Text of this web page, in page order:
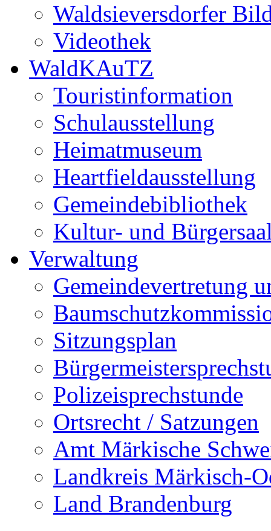
Waldsieversdorfer
Videothek
WaldKAuTZ
Touristinformation
Schulausstellung
Heimatmuseum
Heartfieldausstellung
Gemeindebibliothek
Kultur- und
Verwaltung
Gemeindevertretung
Sitzungsplan
Polizeisprechstunde
Ortsrecht / Satzungen
Amt Märkische
Landkreis Märkisch-
Land Brandenburg